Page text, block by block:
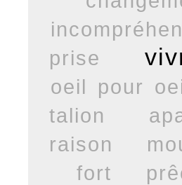
prise
oeil pour
talion
raison
fort